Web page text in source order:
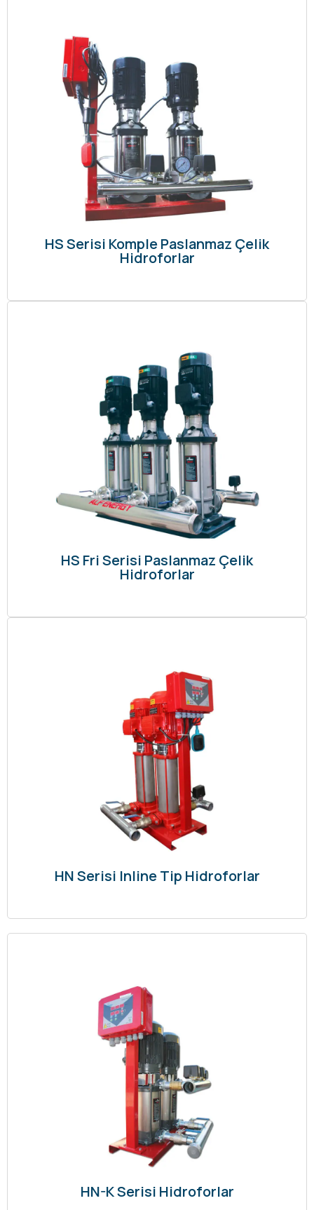
HS Serisi Komple Paslanmaz Çelik
Hidroforlar
HS Fri Serisi Paslanmaz Çelik
Hidroforlar
HN Serisi Inline Tip Hidroforlar
HN-K Serisi Hidroforlar